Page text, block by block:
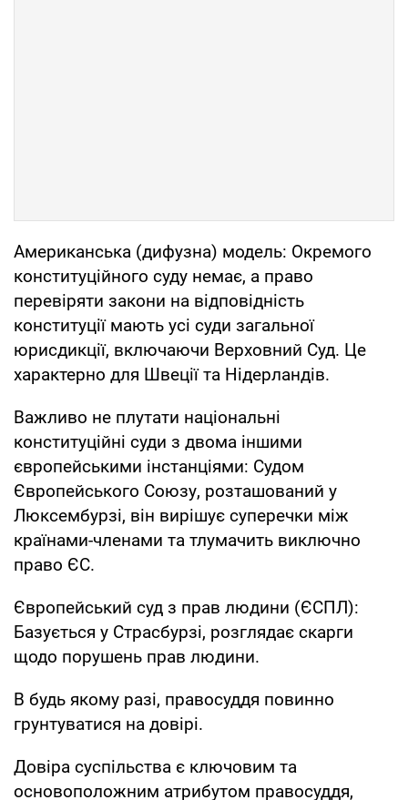
Американська (дифузна) модель: Окремого
конституційного суду немає, а право
перевіряти закони на відповідність
конституції мають усі суди загальної
юрисдикції, включаючи Верховний Суд. Це
характерно для Швеції та Нідерландів.
Важливо не плутати національні
конституційні суди з двома іншими
європейськими інстанціями: Судом
Європейського Союзу, розташований у
Люксембурзі, він вирішує суперечки між
країнами-членами та тлумачить виключно
право ЄС.
Європейський суд з прав людини (ЄСПЛ):
Базується у Страсбурзі, розглядає скарги
щодо порушень прав людини.
В будь якому разі, правосуддя повинно
грунтуватися на довірі.
Довіра суспільства є ключовим та
основоположним атрибутом правосуддя,